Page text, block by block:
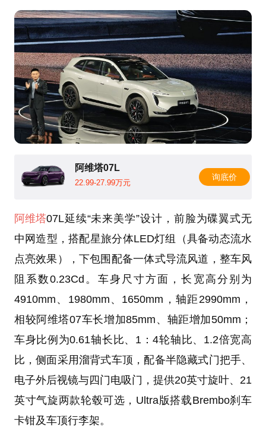
阿维塔07L
22.99-27.99万元
询底价
阿维塔07L延续“未来美学”设计，前脸为碟翼式无
中网造型，搭配星旅分体LED灯组（具备动态流水
点亮效果），下包围配备一体式导流风道，整车风
阻系数0.23Cd。车身尺寸方面，长宽高分别为
4910mm、1980mm、1650mm，轴距2990mm，
相较阿维塔07车长增加85mm、轴距增加50mm；
车身比例为0.61轴长比、1：4轮轴比、1.2倍宽高
比，侧面采用溜背式车顶，配备半隐藏式门把手、
电子外后视镜与四门电吸门，提供20英寸旋叶、21
英寸气旋两款轮毂可选，Ultra版搭载Brembo刹车
卡钳及车顶行李架。